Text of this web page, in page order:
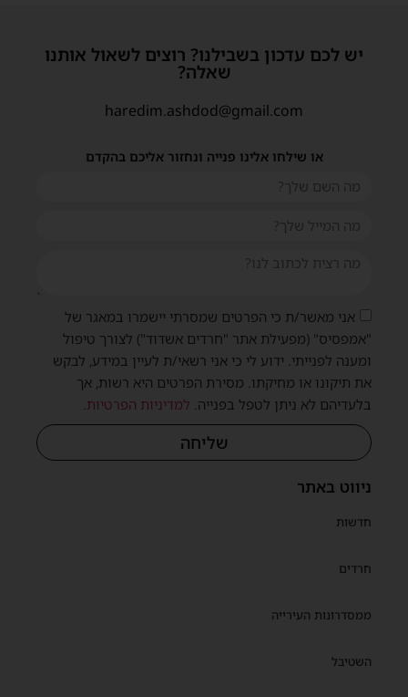
ניווט באתר
חדשות
חרדים
ממסדרונות העירייה
השטיבל
יש לכם עדכון בשבילנו? רוצים לשאול אותנו
שאלה?
haredim.ashdod@gmail.com
או שילחו אלינו פנייה ונחזור אליכם בהקדם
אני מאשר/ת כי הפרטים שמסרתי יישמרו במאגר של
"אמפסיס" (מפעילת אתר "חרדים אשדוד") לצורך טיפול
ומענה לפנייתי. ידוע לי כי אני רשאי/ת לעיין במידע, לבקש
את תיקונו או מחיקתו. מסירת הפרטים היא רשות, אך
בלעדיהם לא ניתן לטפל בפנייה. למדיניות הפרטיות
שליחה